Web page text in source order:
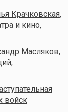
Крачковская,
и кино,
Масляков,
войск